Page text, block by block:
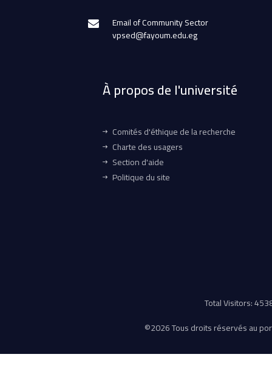
Email of Community Sector
vpsed@fayoum.edu.eg
À propos de l'université
Comités d'éthique de la recherche
Charte des usagers
Section d'aide
Politique du site
Total Visitors:
©2026 Tous droits réservés au